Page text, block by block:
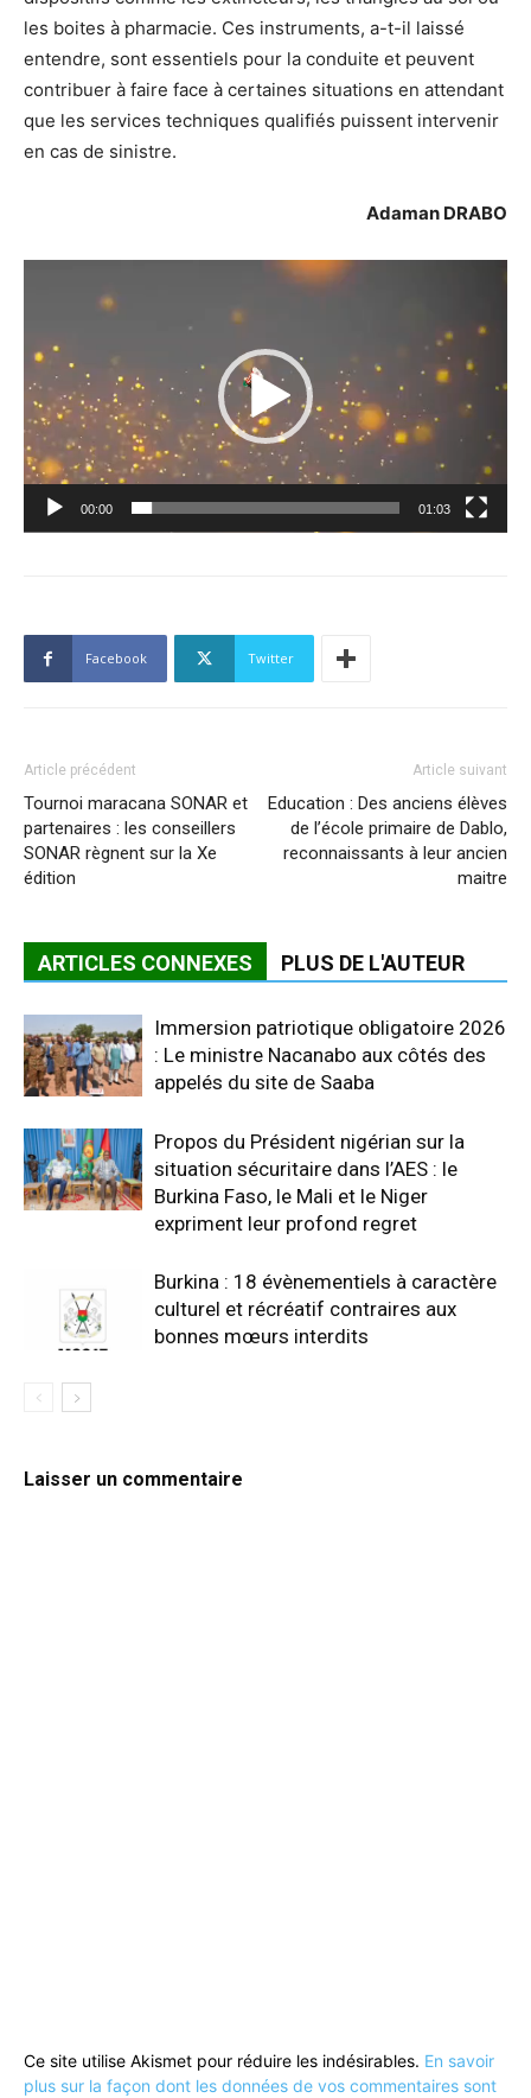
les boites à pharmacie. Ces instruments, a-t-il laissé
entendre, sont essentiels pour la conduite et peuvent
contribuer à faire face à certaines situations en attendant
que les services techniques qualifiés puissent intervenir
en cas de sinistre.
Adaman DRABO
Lecteur
00:00 01:03
Facebook Twitter
Article précédent
Tournoi maracana SONAR et
partenaires : les conseillers
SONAR règnent sur la Xe
édition
Article suivant
Education : Des anciens élèves
de l’école primaire de Dablo,
reconnaissants à leur ancien
maitre
ARTICLES CONNEXES PLUS DE L'AUTEUR
Immersion patriotique obligatoire 2026
: Le ministre Nacanabo aux côtés des
appelés du site de Saaba
Propos du Président nigérian sur la
situation sécuritaire dans l’AES : le
Burkina Faso, le Mali et le Niger
expriment leur profond regret
Burkina : 18 évènementiels à caractère
culturel et récréatif contraires aux
bonnes mœurs interdits
Laisser un commentaire
Ce site utilise Akismet pour réduire les indésirables. En savoir
plus sur la façon dont les données de vos commentaires sont